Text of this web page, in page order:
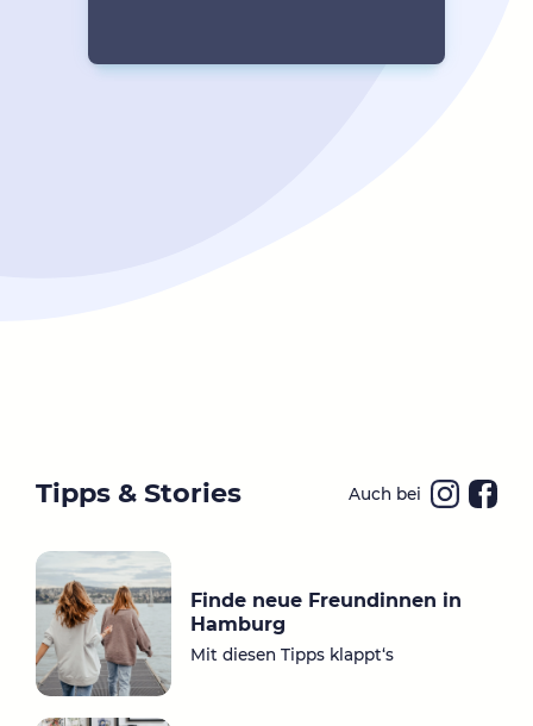
Tipps & Stories Auch bei
a
Finde neue Freundinnen in
Hamburg
Mit diesen Tipps klappt‘s